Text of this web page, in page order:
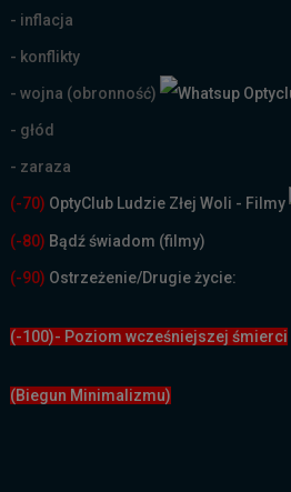
- inflacja
- konflikty
- wojna (obronność)
- głód
- zaraza
(-70) OptyClub Ludzie Złej Woli - Filmy
(-80) Bądź świadom (filmy)
(-90) Ostrzeżenie/Drugie życie:
(-100)- Poziom wcześniejszej śmierci
(Biegun Minimalizmu)